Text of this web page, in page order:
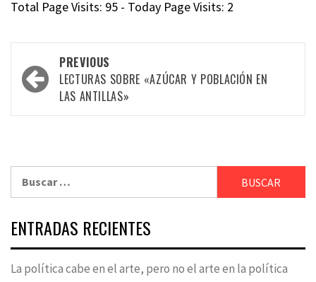
Total Page Visits: 95 - Today Page Visits: 2
Post
navigation
PREVIOUS
LECTURAS SOBRE «AZÚCAR Y POBLACIÓN EN
LAS ANTILLAS»
ENTRADAS RECIENTES
La política cabe en el arte, pero no el arte en la política